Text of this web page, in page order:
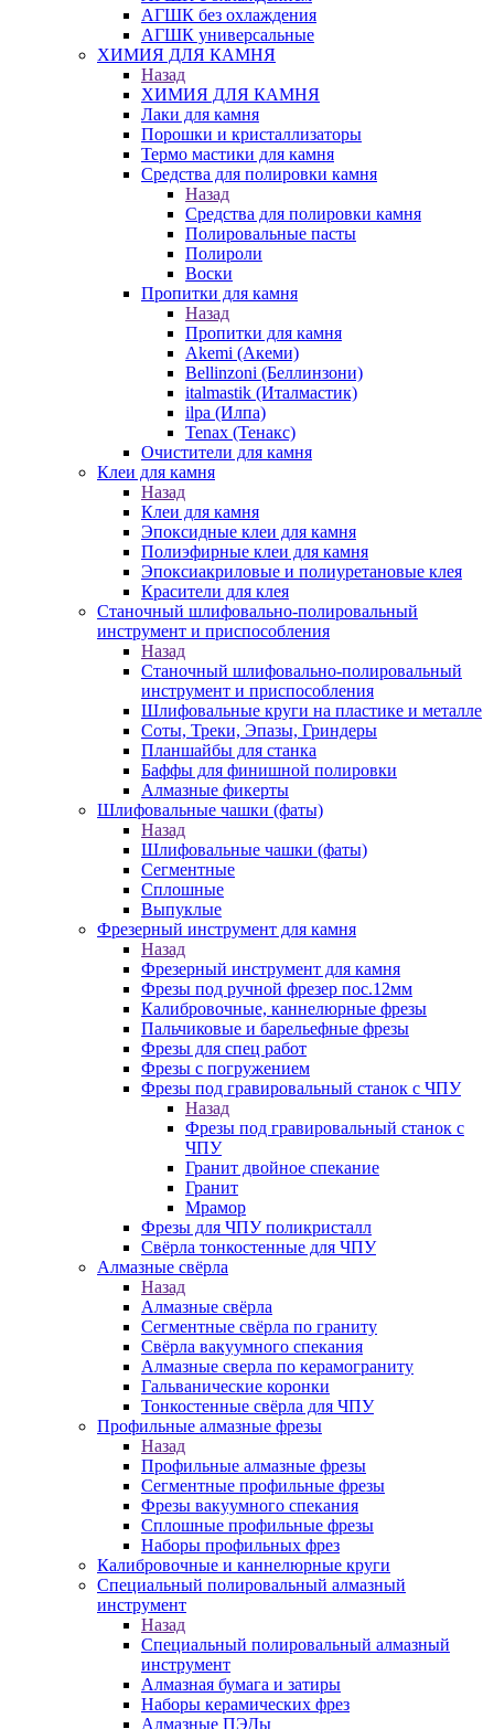
АГШК без охлаждения
АГШК универсальные
ХИМИЯ ДЛЯ КАМНЯ
Назад
ХИМИЯ ДЛЯ КАМНЯ
Лаки для камня
Порошки и кристаллизаторы
Термо мастики для камня
Средства для полировки камня
Назад
Средства для полировки камня
Полировальные пасты
Полироли
Воски
Пропитки для камня
Назад
Пропитки для камня
Akemi (Акеми)
Bellinzoni (Беллинзони)
italmastik (Италмастик)
ilpa (Илпа)
Tenax (Тенакс)
Очистители для камня
Клеи для камня
Назад
Клеи для камня
Эпоксидные клеи для камня
Полиэфирные клеи для камня
Эпоксиакриловые и полиуретановые клея
Красители для клея
Станочный шлифовально-полировальный
инструмент и приспособления
Назад
Станочный шлифовально-полировальный
инструмент и приспособления
Шлифовальные круги на пластике и металле
Соты, Треки, Эпазы, Гриндеры
Планшайбы для станка
Баффы для финишной полировки
Алмазные фикерты
Шлифовальные чашки (фаты)
Назад
Шлифовальные чашки (фаты)
Сегментные
Сплошные
Выпуклые
Фрезерный инструмент для камня
Назад
Фрезерный инструмент для камня
Фрезы под ручной фрезер пос.12мм
Калибровочные, каннелюрные фрезы
Пальчиковые и барельефные фрезы
Фрезы для спец работ
Фрезы с погружением
Фрезы под гравировальный станок с ЧПУ
Назад
Фрезы под гравировальный станок с
ЧПУ
Гранит двойное спекание
Гранит
Мрамор
Фрезы для ЧПУ поликристалл
Свёрла тонкостенные для ЧПУ
Алмазные свёрла
Назад
Алмазные свёрла
Сегментные свёрла по граниту
Свёрла вакуумного спекания
Алмазные сверла по керамограниту
Гальванические коронки
Тонкостенные свёрла для ЧПУ
Профильные алмазные фрезы
Назад
Профильные алмазные фрезы
Сегментные профильные фрезы
Фрезы вакуумного спекания
Сплошные профильные фрезы
Наборы профильных фрез
Калибровочные и каннелюрные круги
Специальный полировальный алмазный
инструмент
Назад
Специальный полировальный алмазный
инструмент
Алмазная бумага и затиры
Наборы керамических фрез
Алмазные ПЭДы